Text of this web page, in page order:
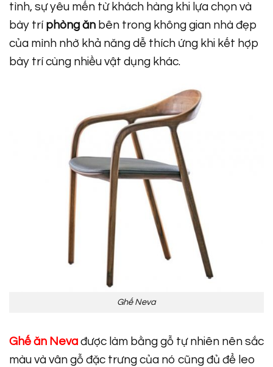
tình, sự yêu mến từ khách hàng khi lựa chọn và
bày tríphòng ăn bên trong không gian nhà đẹp
của mình nhờ khả năng dễ thích ứng khi kết hợp
bày trí cùng nhiều vật dụng khác.
Ghế Neva
Ghế ăn Neva được làm bằng gỗ tự nhiên nên sắc
màu và vân gỗ đặc trưng của nó cũng đủ để leo